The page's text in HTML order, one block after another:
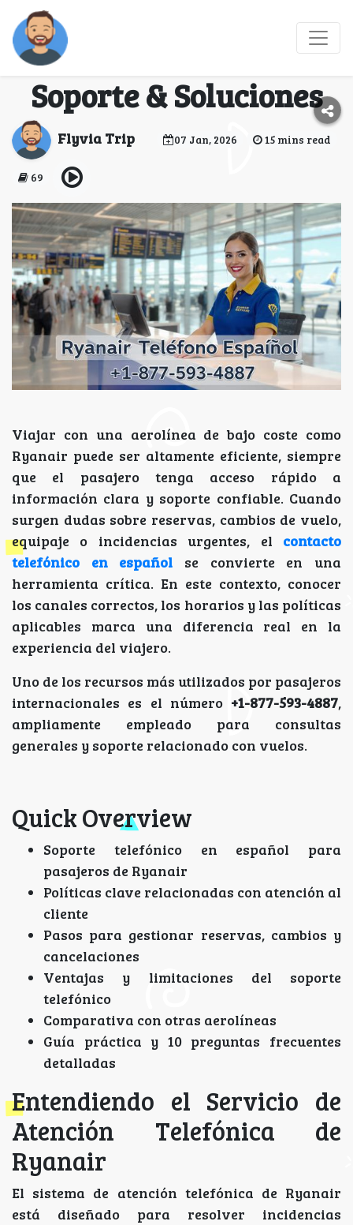
Ryanair Contacto
Telefónico Español –
Soporte & Soluciones
Flyvia Trip 07 Jan, 2026 15 mins read
69
Viajar con una aerolínea de bajo coste como
Ryanair puede ser altamente eficiente, siempre
que el pasajero tenga acceso rápido a
información clara y soporte confiable. Cuando
surgen dudas sobre reservas, cambios de vuelo,
equipaje o incidencias urgentes, el contacto
telefónico en español se convierte en una
herramienta crítica. En este contexto, conocer
los canales correctos, los horarios y las políticas
aplicables marca una diferencia real en la
experiencia del viajero.
Uno de los recursos más utilizados por pasajeros
internacionales es el número +1-877-593-4887,
ampliamente empleado para consultas
generales y soporte relacionado con vuelos.
Quick Overview
Soporte telefónico en español para
pasajeros de Ryanair
Políticas clave relacionadas con atención al
cliente
Pasos para gestionar reservas, cambios y
cancelaciones
Ventajas y limitaciones del soporte
telefónico
Comparativa con otras aerolíneas
Guía práctica y 10 preguntas frecuentes
detalladas
Entendiendo el Servicio de
Atención Telefónica de
Ryanair
El sistema de atención telefónica de Ryanair
está diseñado para resolver incidencias